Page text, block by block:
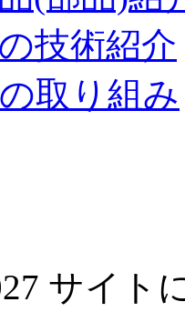
技術紹介
取り組み
サイト